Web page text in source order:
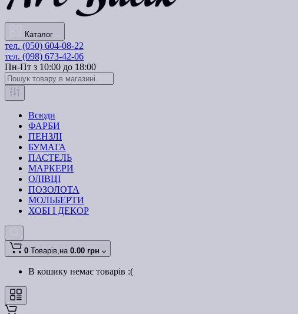
Каталог
тел. (050) 604-08-22
тел. (098) 673-42-06
Пн-Пт з 10:00 до 18:00
Всюди
ФАРБИ
ПЕНЗЛІ
БУМАГА
ПАСТЕЛЬ
МАРКЕРИ
ОЛІВЦІ
ПОЗОЛОТА
МОЛЬБЕРТИ
ХОБІ І ДЕКОР
0 Товарів,на 0.00 грн
В кошику немає товарів :(